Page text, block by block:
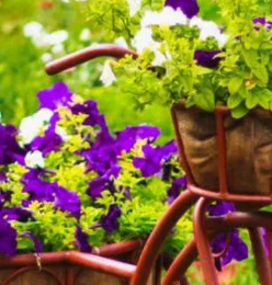
Гибриды клематиса
'EtoileRose','Pagoda','Princess
TrevorLawrence'
Также в сильной обрезке
группыФлямула-ректа